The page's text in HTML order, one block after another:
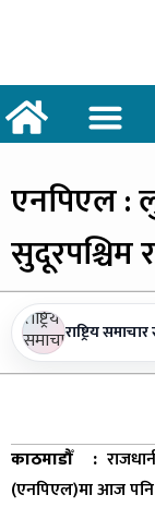
एनपिएल:
राष्ट्रिय
काठमाडौँ :
(एनपिएल)मा आज